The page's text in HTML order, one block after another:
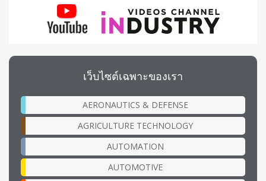
เว็บไซต์เฉพาะของเรา
AERONAUTICS & DEFENSE
AGRICULTURE TECHNOLOGY
AUTOMATION
AUTOMOTIVE